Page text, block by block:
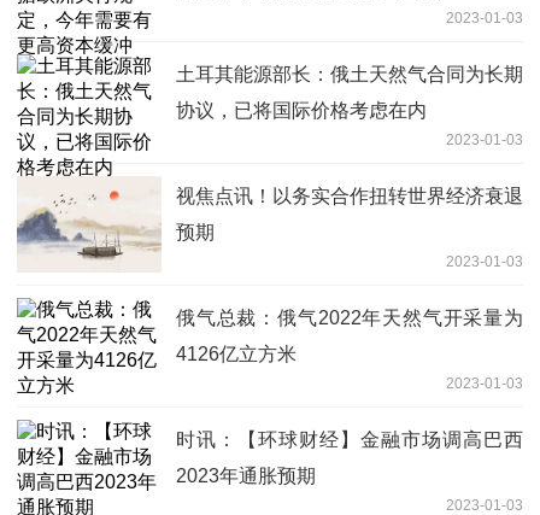
2023-01-03
土耳其能源部长：俄土天然气合同为长期
协议，已将国际价格考虑在内
2023-01-03
视焦点讯！以务实合作扭转世界经济衰退
预期
2023-01-03
俄气总裁：俄气2022年天然气开采量为
4126亿立方米
2023-01-03
时讯：【环球财经】金融市场调高巴西
2023年通胀预期
2023-01-03